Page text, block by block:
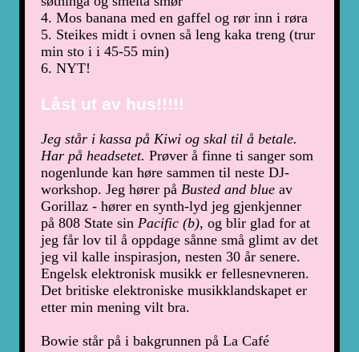
4. Mos banana med en gaffel og rør inn i røra
5. Steikes midt i ovnen så leng kaka treng (trur
min sto i i 45-55 min)
6. NYT!
Låst ut av hus!!!!!
Jeg står i kassa på Kiwi og skal til å betale.
Har på headsetet. Prøver å finne ti sanger som
nogenlunde kan høre sammen til neste DJ-
workshop. Jeg hører på Busted and blueav
Gorillaz - hører en synth-lyd jeg gjenkjenner
på 808 State sin Pacific (b), og blir glad for at
jeg får lov til å oppdage sånne små glimt av det
jeg vil kalle inspirasjon, nesten 30 år senere.
Engelsk elektronisk musikk er fellesnevneren.
Det britiske elektroniske musikklandskapet er
etter min mening vilt bra.
Bowie står på i bakgrunnen på La Café